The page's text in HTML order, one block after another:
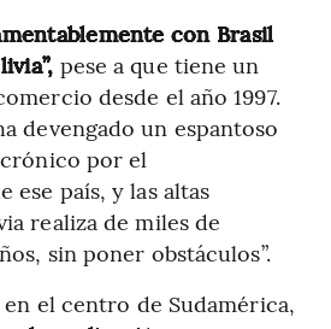
con Brasil
pese a que tiene un
desde el año 1997.
devengado un espantoso
por el
ese país, y las altas
realiza de miles de
sin poner obstáculos”.
el centro de Sudamérica,